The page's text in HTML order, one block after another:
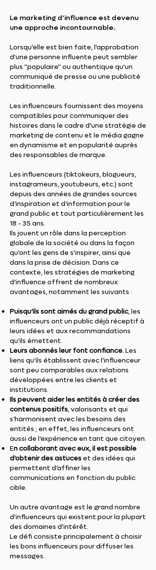
Le marketing d’influence est devenu
une approche incontournable.
Lorsqu'elle est bien faite, l'approbation
d'une personne influente peut sembler
plus "populaire" ou authentique qu'un
communiqué de presse ou une publicité
traditionnelle.
Les influenceurs fournissent des moyens
compatibles pour communiquer des
histoires dans le cadre d'une stratégie de
marketing de contenu et le média gagne
en dynamisme et en popularité auprès
des responsables de marque.
Les influenceurs (tiktokeurs, blogueurs,
instagrameurs, youtubeurs, etc.) sont
depuis des années de grandes sources
d’inspiration et d’information pour le
grand public et tout particulièrement les
18 - 35 ans.
Ils jouent un rôle dans la perception
globale de la société ou dans la façon
qu’ont les gens de s'inspirer, ainsi que
dans la prise de décision. Dans ce
contexte, les stratégies de marketing
d’influence offrent de nombreux
avantages, notamment les suivants :
Puisqu’ils sont aimés du grand public, les
influenceurs ont un public déjà réceptif à
leurs idées et aux recommandations
qu’ils émettent.
Leurs abonnés leur font confiance.Les
liens qu’ils établissent avec l’influenceur
sont peu comparables aux relations
développées entre les clients et
institutions.
Ils peuvent aider les entités à créer des
contenus positifs, valorisants et qui
s’harmonisent avec les besoins des
entités ; en effet, les influenceurs ont
aussi de l’expérience en tant que citoyen.
En collaborant avec eux, il est possible
d’obtenir des astuces et des idées qui
permettent d’affiner les
communications en fonction du public
cible.
Un autre avantage est le grand nombre
d'influenceurs qui existent pour la plupart
des domaines d'intérêt.
Le défi consiste principalement à choisir
les bons influenceurs pour diffuser les
messages.